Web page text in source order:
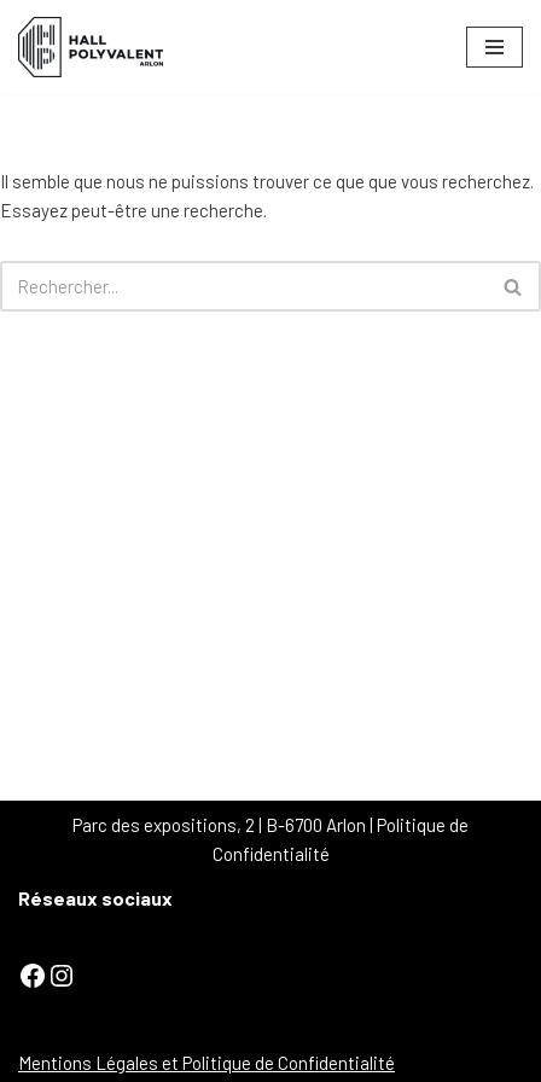
Aller
Il semble que nous ne puissions trouver ce que que vous recherchez.
Essayez peut-être une recherche.
Parc des expositions, 2 | B-6700 Arlon | Politique de
Confidentialité
Réseaux sociaux
Mentions Légales et Politique de Confidentialité